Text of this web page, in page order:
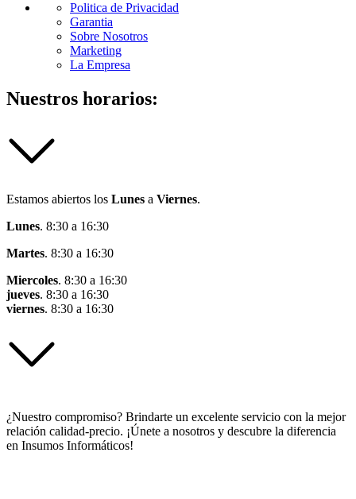
Politica de Privacidad
Garantia
Sobre Nosotros
Marketing
La Empresa
Nuestros horarios:
Estamos abiertos los Lunes a Viernes.
Lunes. 8:30 a 16:30
Martes. 8:30 a 16:30
Miercoles. 8:30 a 16:30
jueves. 8:30 a 16:30
viernes. 8:30 a 16:30
¿Nuestro compromiso? Brindarte un excelente servicio con la mejor
relación calidad-precio. ¡Únete a nosotros y descubre la diferencia
en Insumos Informáticos!